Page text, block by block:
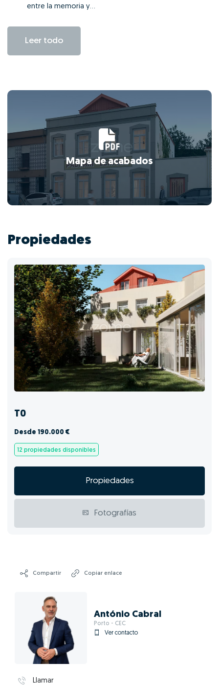
entre la memoria y...
Leer todo
Mapa de acabados
Propiedades
T0
Desde 190.000 €
12 propiedades disponibles
Propiedades
Fotografías
Compartir Copiar enlace
António Cabral
Porto - CEC
Ver contacto
Llamar